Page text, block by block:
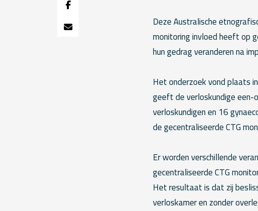
Deze Australische
monitoring invloed heeft op
hun gedrag veranderen na
Het onderzoek vond plaats
geeft de verloskundige een-
verloskundigen en 16
de gecentraliseerde CTG
Er worden verschillende
gecentraliseerde CTG
Het resultaat is dat zij
verloskamer en zonder